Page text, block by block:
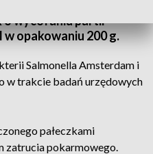
o wycofaniu partii
w opakowaniu 200 g.
Salmonella Amsterdam i
w trakcie badań urzędowych
pałeczkami
zatrucia pokarmowego.